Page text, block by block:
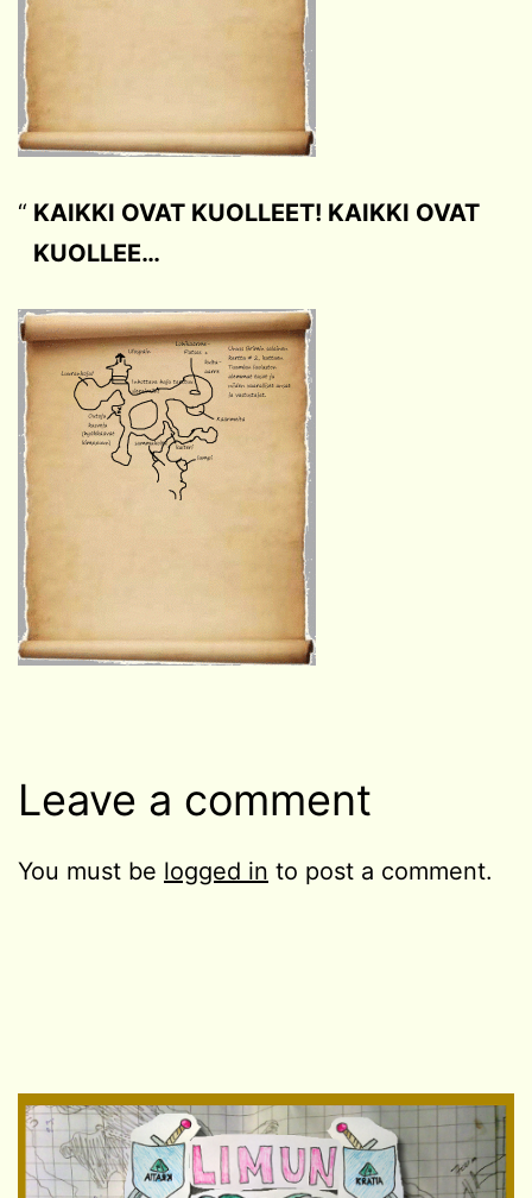
KAIKKI OVAT KUOLLEET! KAIKKI OVAT
KUOLLEE…
Leave a comment
You must be logged in to post a comment.